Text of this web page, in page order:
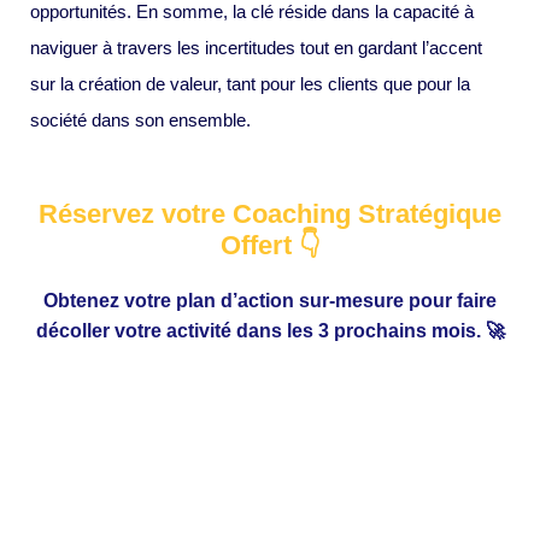
opportunités. En somme, la clé réside dans la capacité à
naviguer à travers les incertitudes tout en gardant l’accent
sur la création de valeur, tant pour les clients que pour la
société dans son ensemble.
Réservez votre Coaching Stratégique
Offert 👇
Obtenez votre plan d’action sur-mesure pour faire
décoller votre activité dans les 3 prochains mois. 🚀